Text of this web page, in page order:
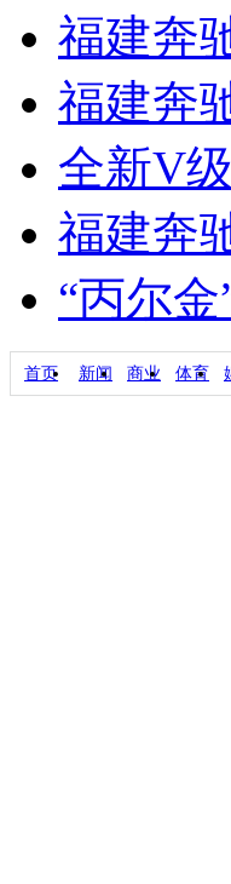
福建奔
福建奔
全新V
福建奔
“丙尔
首页 新闻 商业 体育